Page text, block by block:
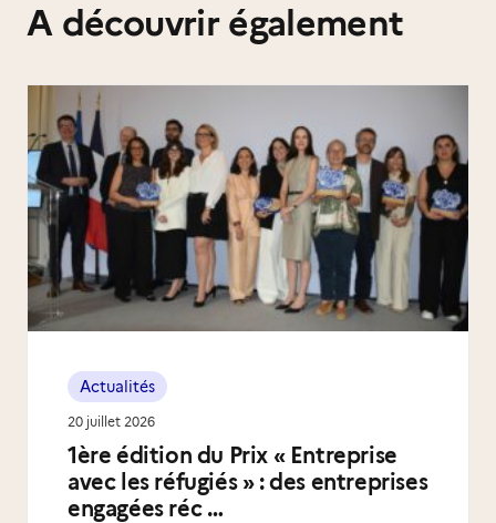
A découvrir également
1ère édition du Prix « Entreprise
avec les réfugiés » : des entreprises
engagées réc …
Actualités
20 juillet 2026